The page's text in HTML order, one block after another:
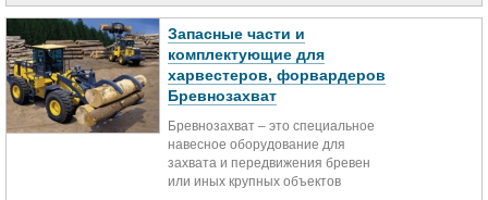
древесину на торце бревна.
Запасные части и
комплектующие для
харвестеров, форвардеров
Бревнозахват
Бревнозахват – это специальное
навесное оборудование для
захвата и передвижения бревен
или иных крупных объектов